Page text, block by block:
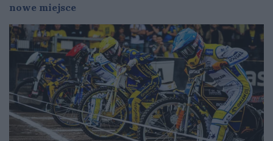
nowe miejsce